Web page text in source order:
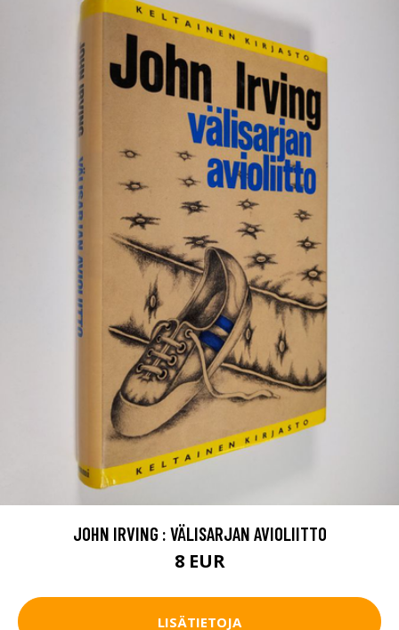
JOHN IRVING : VÄLISARJAN AVIOLIITTO
8 EUR
LISÄTIETOJA